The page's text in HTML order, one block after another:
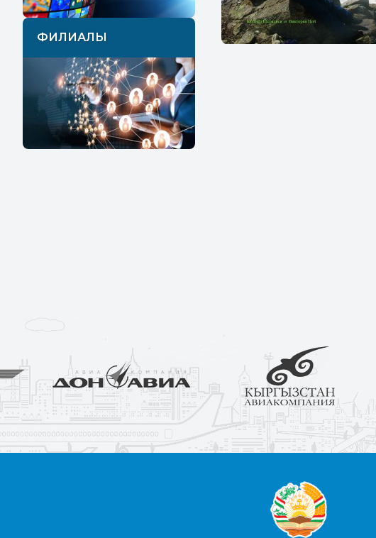
ФИЛИАЛЫ